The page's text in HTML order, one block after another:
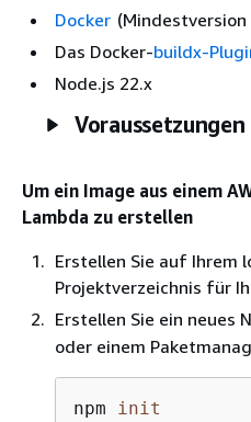
Docker (Mindestversion
Das Docker-buildx-
Node.js 22.x
Voraussetzungen
Um ein Image aus einem
Lambda zu erstellen
Erstellen Sie auf Ihrem
Projektverzeichnis für
Erstellen Sie ein neues
oder einem
npm init